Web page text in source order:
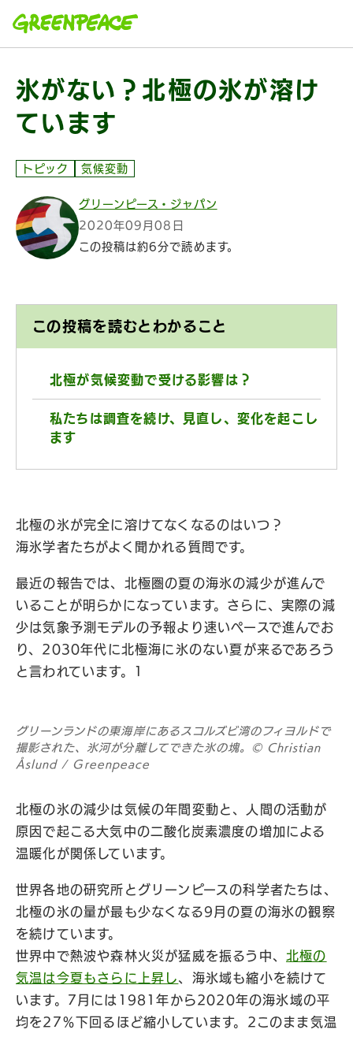
氷がない？北極の氷が溶け
ています
トピック 気候変動
グリーンピース・ジャパン
2020年09月08日
この投稿は約6分で読めます。
この投稿を読むとわかること
北極が気候変動で受ける影響は？
私たちは調査を続け、見直し、変化を起こし
ます
北極の氷が完全に溶けてなくなるのはいつ？
海氷学者たちがよく聞かれる質問です。
最近の報告では、北極圏の夏の海氷の減少が進んで
いることが明らかになっています。さらに、実際の減
少は気象予測モデルの予報より速いペースで進んでお
り、2030年代に北極海に氷のない夏が来るであろう
と言われています。1
グリーンランドの東海岸にあるスコルズビ湾のフィヨルドで
撮影された、氷河が分離してできた氷の塊。© Christian
Åslund / Greenpeace
北極の氷の減少は気候の年間変動と、人間の活動が
原因で起こる大気中の二酸化炭素濃度の増加による
温暖化が関係しています。
世界各地の研究所とグリーンピースの科学者たちは、
北極の氷の量が最も少なくなる9月の夏の海氷の観察
を続けています。
世界中で熱波や森林火災が猛威を振るう中、 北極の
気温は今夏もさらに上昇し、海氷域も縮小を続けて
います。7月には1981年から2020年の海氷域の平
均を27％下回るほど縮小しています。2このまま気温